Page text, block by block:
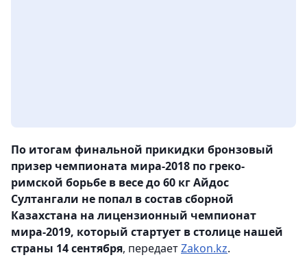
По итогам финальной прикидки бронзовый
призер чемпионата мира-2018 по греко-
римской борьбе в весе до 60 кг Айдос
Султангали не попал в состав сборной
Казахстана на лицензионный чемпионат
мира-2019, который стартует в столице нашей
страны 14 сентября, передаетZakon.kz.